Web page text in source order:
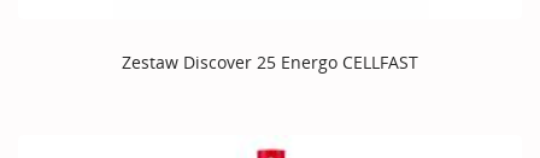
Zestaw Discover 25 Energo CELLFAST